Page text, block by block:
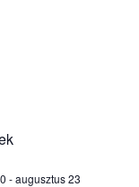
-augusztus 23